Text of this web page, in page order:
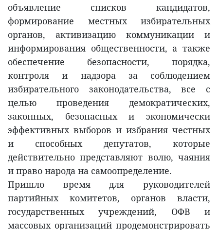
объявление списков кандидатов,
формирование местных избирательных
органов, активизацию коммуникации и
информирования общественности, а также
обеспечение безопасности, порядка,
контроля и надзора за соблюдением
избирательного законодательства, все с
целью проведения демократических,
законных, безопасных и экономически
эффективных выборов и избрания честных
и способных депутатов, которые
действительно представляют волю, чаяния
и право народа на самоопределение.
Пришло время для руководителей
партийных комитетов, органов власти,
государственных учреждений, ОФВ и
массовых организаций продемонстрировать